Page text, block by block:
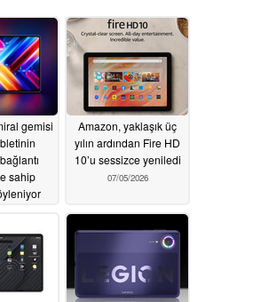
gemisi
sahip
Amazon, yaklaşık üç
yılın ardından Fire HD
10’u sessizce yeniledi
07/05/2026